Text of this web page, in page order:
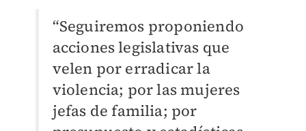
“Seguiremos proponiendo
acciones legislativas que
velen por erradicar la
violencia; por las mujeres
jefas de familia; por